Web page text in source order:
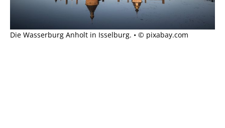
Die Wasserburg Anholt in Isselburg. • © pixabay.com